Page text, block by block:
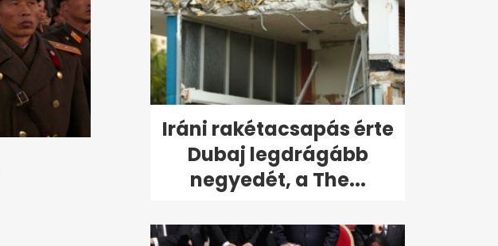
Iráni rakétacsapás érte
Dubaj legdrágább
negyedét, a The...